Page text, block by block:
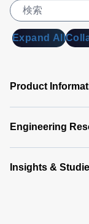
Expand All
Product
Engineering
Insights &